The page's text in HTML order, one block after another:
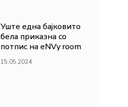
Уште една бајковито
бела приказна со
потпис на eNVy room
15.05.2024